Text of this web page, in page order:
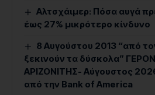
Αλτσχάιμερ: Πόσα αυγά
έως 27% μικρότερο κίνδυνο
8 Αυγούστου 2013 “από
ξεκινούν τα δύσκολα”
ΑΡΙΖΟΝΙΤΗΣ- Αύγουστος
από την Bank of America